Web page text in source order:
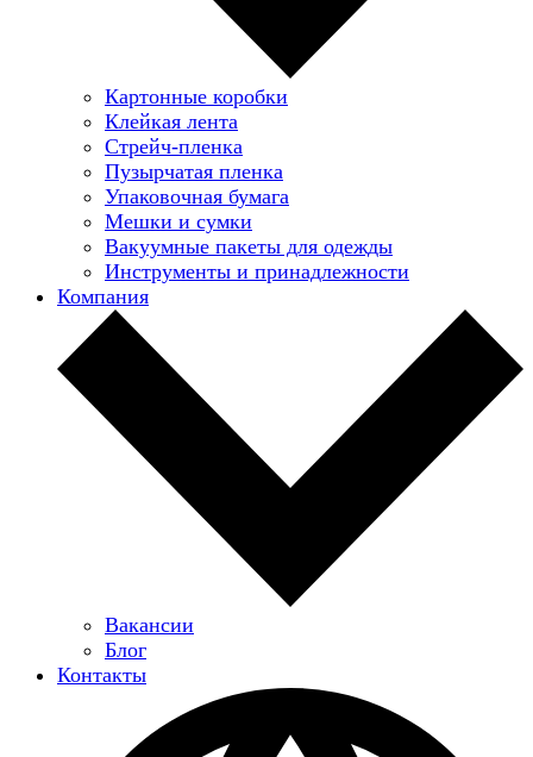
Картонные коробки
Клейкая лента
Стрейч-пленка
Пузырчатая пленка
Упаковочная бумага
Мешки и сумки
Вакуумные пакеты для одежды
Инструменты и принадлежности
Компания
Вакансии
Блог
Контакты